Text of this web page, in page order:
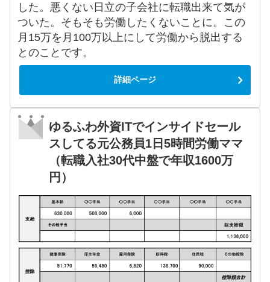
した。悪くない日立の子会社に転職出来て気が
ついた。そもそも労働したくないことに。この
月15万を月100万以上にして労働から脱出する
とのことです。
詳細ページ
ゆるふわ外資ITでインサイドセール
スしてる元公務員1日5時間労働ママ
（転職入社30代中盤で年収1600万
円）